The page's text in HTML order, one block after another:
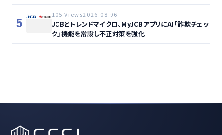
5
105 Views2026.08.06
JCBとトレンドマイクロ、MyJCBアプリにAI「詐欺チェッ
ク」機能を常設し不正対策を強化